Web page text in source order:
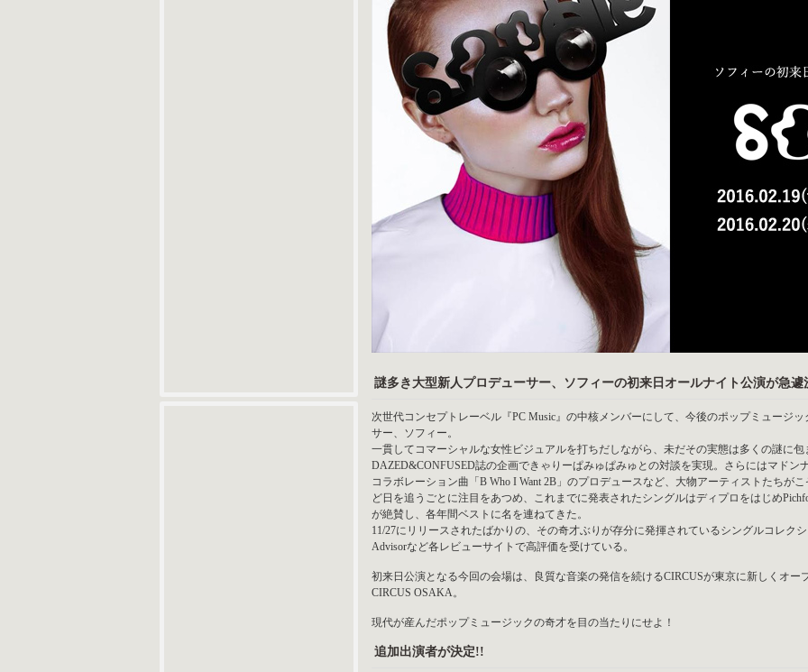
謎多き大型新人プロデューサー、ソフィーの初来日オールナイト公演が急遽
次世代コンセプトレーベル『PC Music』の中核メンバーにして、今後のポップミュージ
サー、ソフィー。
一貫してコマーシャルな女性ビジュアルを打ちだしながら、未だその実態は多くの謎に
DAZED&CONFUSED誌の企画できゃりーぱみゅぱみゅとの対談を実現。さらにはマドン
コラボレーション曲「B Who I Want 2B」のプロデュースなど、大物アーティストたちが
ど日を追うごとに注目をあつめ、これまでに発表されたシングルはディプロをはじめ
が絶賛し、各年間ベストに名を連ねてきた。
11/27にリリースされたばかりの、その奇才ぶりが存分に発揮されているシングルコレク
Advisorなど各レビューサイトで高評価を受けている。
初来日公演となる今回の会場は、良質な音楽の発信を続けるCIRCUSが東京に新しくオー
CIRCUS OSAKA。
現代が産んだポップミュージックの奇才を目の当たりにせよ！
追加出演者が決定!!